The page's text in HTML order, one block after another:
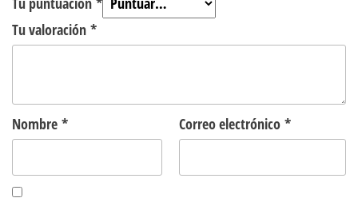
Tu valoración *
Nombre * Correo electrónico *